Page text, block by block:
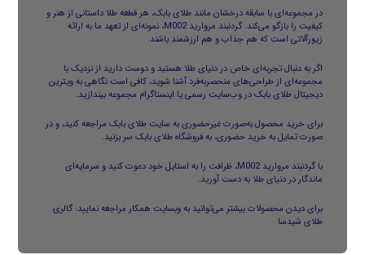
در مجموعه‌ای با سابقه درخشان مانند طلای بابک، هر قطعه طلا داستانی از هنر و
کیفیت را بازگو می‌کند.گردنبند مروارید
M002، نمونه‌ای از تعهد ما به ارائه
زیورآلاتی است که هم جذاب و هم ارزشمند باشند.
اگر به دنبال تجربه‌ای خاص در دنیای طلا هستید و دوست دارید از نزدیک با
مجموعه‌ای از طراحی‌های منحصربه‌فرد آشنا شوید، کافی است نگاهی به ویترین
دیجیتال طلای بابک در وب‌سایت رسمی یا اینستاگرام مجموعه بیندازید.
برای خرید محصول به‌صورت غیرحضوری به سایت طلای بابک مراجعه کنید، و در
صورت تمایل به خرید حضوری، به فروشگاه طلای بابک سر بزنید.
با گردنبند مروارید M002، ظرافت را به استایل خود دعوت کنید و سرمایه‌ای
ماندگار در دنیای طلا به دست آورید.
برای دیدن محصولات بیشتر می‌توانید به وبسایت همکار مراجعه نمایید:گالری
طلای شیدسا